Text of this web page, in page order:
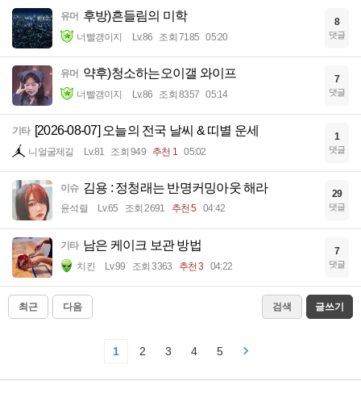
유머 후방)흔들림의 미학
너빨갱이지 Lv.86 조회 7185 05:20
8
댓글
유머 약후)청소하는오이갤 와이프
너빨갱이지 Lv.86 조회 8357 05:14
7
댓글
기타 [2026-08-07] 오늘의 전국 날씨 & 띠별 운세
니얼굴제길 Lv.81 조회 949 추천 1 05:02
1
댓글
이슈 김용 : 정청래는 반명커밍아웃 해라
윤석렬 Lv.65 조회 2691 추천 5 04:42
29
댓글
기타 남은 케이크 보관 방법
치킨 Lv.99 조회 3363 추천 3 04:22
7
댓글
최근 다음 검색 글쓰기
1 2 3 4 5